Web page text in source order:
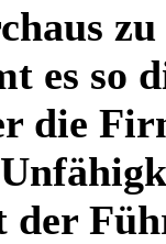
es so
die
der